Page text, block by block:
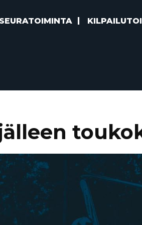
SEURATOIMINTA